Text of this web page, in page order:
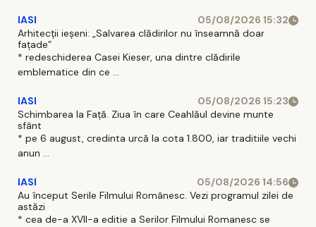
IASI
05/08/2026 15:32
Arhitecții ieșeni: „Salvarea clădirilor nu înseamnă doar
fațade”
* redeschiderea Casei Kieser, una dintre clădirile
emblematice din ce ...
IASI
05/08/2026 15:23
Schimbarea la Față. Ziua în care Ceahlăul devine munte
sfânt
* pe 6 august, credinta urcă la cota 1.800, iar traditiile vechi
anun ...
IASI
05/08/2026 14:56
Au început Serile Filmului Românesc. Vezi programul zilei de
astăzi
* cea de-a XVII-a editie a Serilor Filmului Romanesc se